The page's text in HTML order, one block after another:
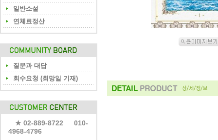
일반소설
연체료정산
질문과 대답
회수요청 (희망일 기재)
★ 02-889-8722 010-
4968-4796